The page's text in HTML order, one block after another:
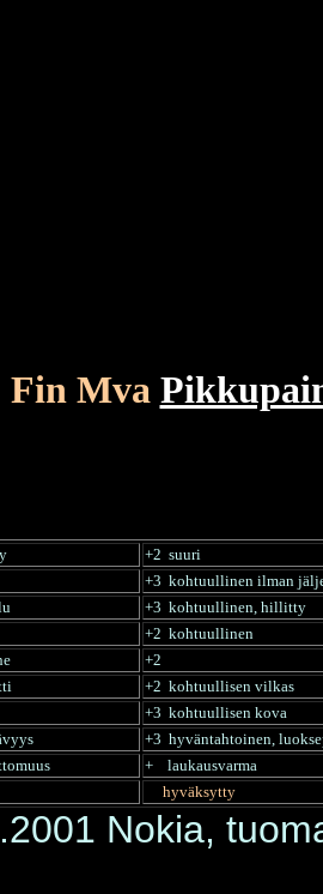
Fin Mva
+2 suuri
+3 kohtuullinen ilman
+3 kohtuullinen, hillitty
+2 kohtuullinen
+2
+2 kohtuullisen vilkas
+3 kohtuullisen kova
+3 hyväntahtoinen,
+ laukausvarma
hyväksytty
Nokia,